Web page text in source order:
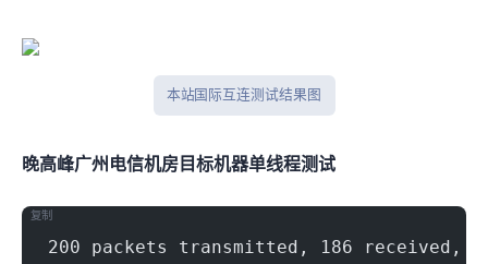
本站 Tcpping 国际互连测试结果图
晚高峰广州电信机房(500Mbps)目标机器 IPERF3单线程测试
200 packets transmitted, 186 received,
复制